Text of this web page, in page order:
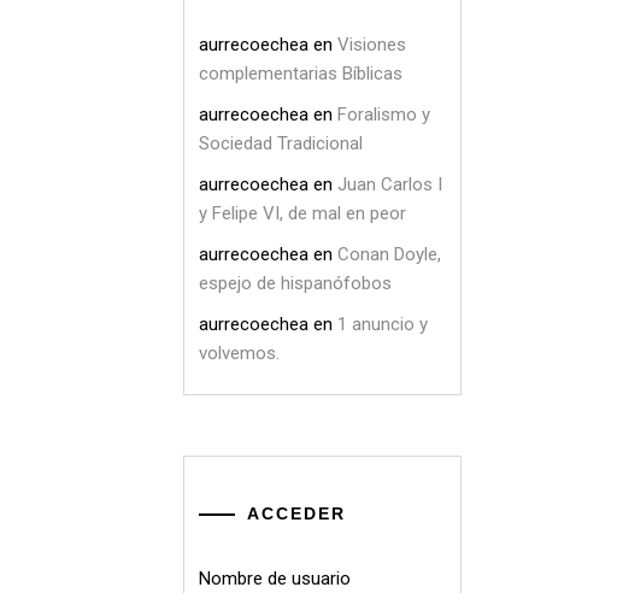
aurrecoechea en Visiones
complementarias Bíblicas
aurrecoechea en Foralismo y
Sociedad Tradicional
aurrecoechea en Juan Carlos I
y Felipe VI, de mal en peor
aurrecoechea en Conan Doyle,
espejo de hispanófobos
aurrecoechea en 1 anuncio y
volvemos.
ACCEDER
Nombre de usuario